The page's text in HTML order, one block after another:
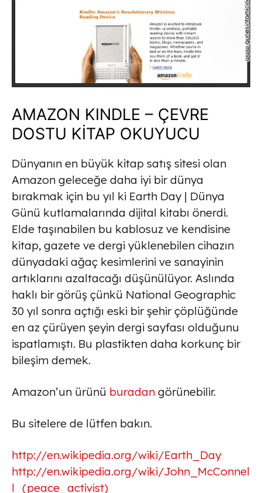
AMAZON KINDLE – ÇEVRE
DOSTU KİTAP OKUYUCU
Dünyanın en büyük kitap satış sitesi olan
Amazon geleceğe daha iyi bir dünya
bırakmak için bu yıl ki Earth Day | Dünya
Günü kutlamalarında dijital kitabı önerdi.
Elde taşınabilen bu kablosuz ve kendisine
kitap, gazete ve dergi yüklenebilen cihazın
dünyadaki ağaç kesimlerini ve sanayinin
artıklarını azaltacağı düşünülüyor. Aslında
haklı bir görüş çünkü National Geographic
30 yıl sonra açtığı eski bir şehir çöplüğünde
en az çürüyen şeyin dergi sayfası olduğunu
ispatlamıştı. Bu plastikten daha korkunç bir
bileşim demek.
Amazon’un ürünü buradan görünebilir.
Bu sitelere de lütfen bakın.
http://en.wikipedia.org/wiki/Earth_Day
http://en.wikipedia.org/wiki/John_McConnel
l_(peace_activist)